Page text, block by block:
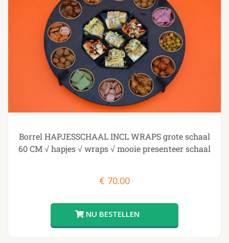
Borrel HAPJESSCHAAL INCL WRAPS grote schaal
60 CM √ hapjes √ wraps √ mooie presenteer schaal
€ 70.00